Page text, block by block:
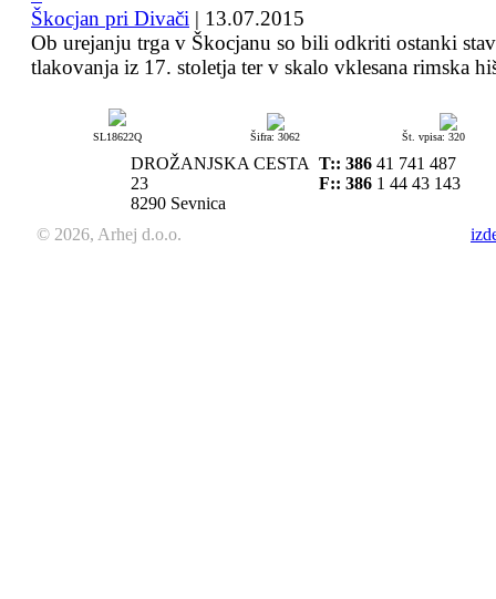
Škocjan pri Divači | 13.07.2015
Ob urejanju trga v Škocjanu so bili odkriti ostanki
tlakovanja iz 17. stoletja ter v skalo vklesana rimska
SL18622Q Šifra: 3062 Št. vpisa: 320
DROŽANJSKA CESTA
23
8290 Sevnica
T:: 386 41 741 487
F:: 386 1 44 43 143
© 2026, Arhej d.o.o.